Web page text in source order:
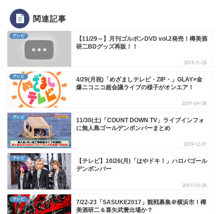
関連記事
テレビ
【11/29～】月刊ゴルボンDVD vol.2発売！樽美酒
研二BDグッズ再販！！
2013-11-28
テレビ
4/29(月祝)「めざましテレビ・ZIP・」GLAY×金
爆ニコニコ超会議ライブの様子がオンエア！
2019-04-28
テレビ
11/30(土)「COUNT DOWN TV」ライブインフォ
に無人島ゴールデンボンバーまとめ
2019-12-01
テレビ
【テレビ】10/26(月)「はやドキ！」ハロパゴール
デンボンバー
2015-10-26
テレビ
7/22-23「SASUKE2017」観戦募集＠横浜市！樽
美酒研二＆喜矢武豊出場か？